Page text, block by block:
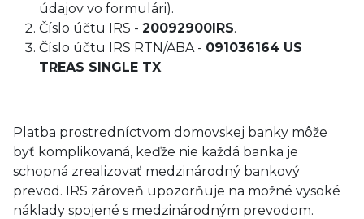
údajov vo formulári).
Číslo účtu IRS - 20092900IRS.
Číslo účtu IRS RTN/ABA - 091036164 US
TREAS SINGLE TX.
Platba prostredníctvom domovskej banky môže
byť komplikovaná, keďže nie každá banka je
schopná zrealizovať medzinárodný bankový
prevod. IRS zároveň upozorňuje na možné vysoké
náklady spojené s medzinárodným prevodom.